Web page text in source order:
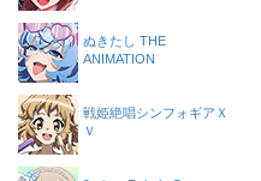
ぬきたし THE
ANIMATION
戦姫絶唱シンフォギアＸ
Ｖ